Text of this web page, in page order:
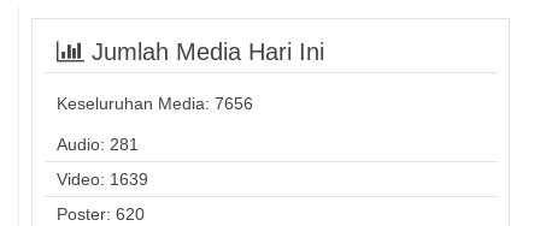
Jumlah Media Hari Ini
Keseluruhan Media: 7656
Audio: 281
Video: 1639
Poster: 620